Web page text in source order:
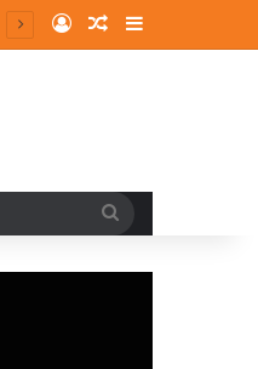
Log InRandom Article
Sidebar